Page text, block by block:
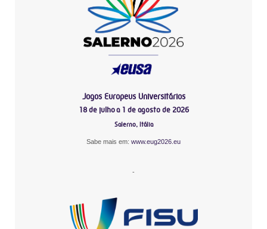
Jogos Europeus Universitários
18 de julho a 1 de agosto de 2026
Salerno, Itália
Sabe mais em: www.eug2026.eu
-